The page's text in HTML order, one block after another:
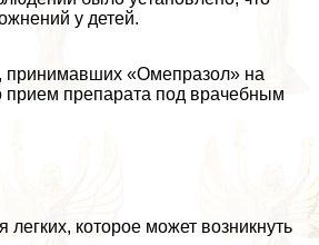
у детей.
принимавших «Омепразол» на
прием препарата под врачебным
которое может возникнуть